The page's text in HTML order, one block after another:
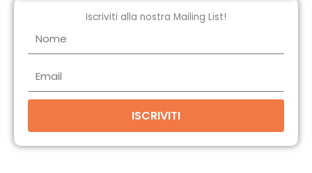
Iscriviti alla nostra Mailing List!
ISCRIVITI